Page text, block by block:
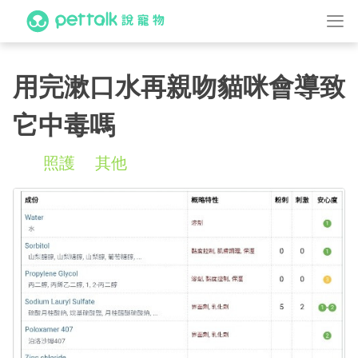
用完漱口水再親吻貓咪會導致
它中毒嗎
照護 其他